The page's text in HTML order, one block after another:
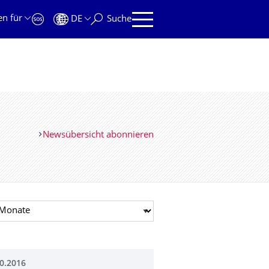
für
DE Suche
Newsübersicht abonnieren
auswählen